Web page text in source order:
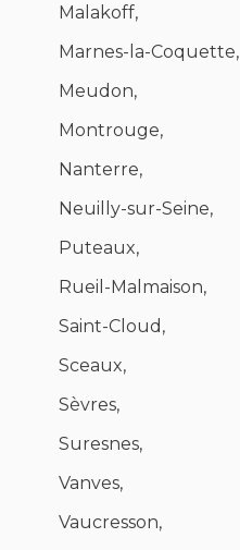
Malakoff,
Marnes-la-Coquette,
Meudon,
Montrouge,
Nanterre,
Neuilly-sur-Seine,
Puteaux,
Rueil-Malmaison,
Saint-Cloud,
Sceaux,
Sèvres,
Suresnes,
Vanves,
Vaucresson,